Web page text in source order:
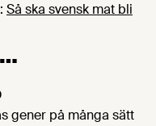
Så ska svensk mat bli
gener på många sätt